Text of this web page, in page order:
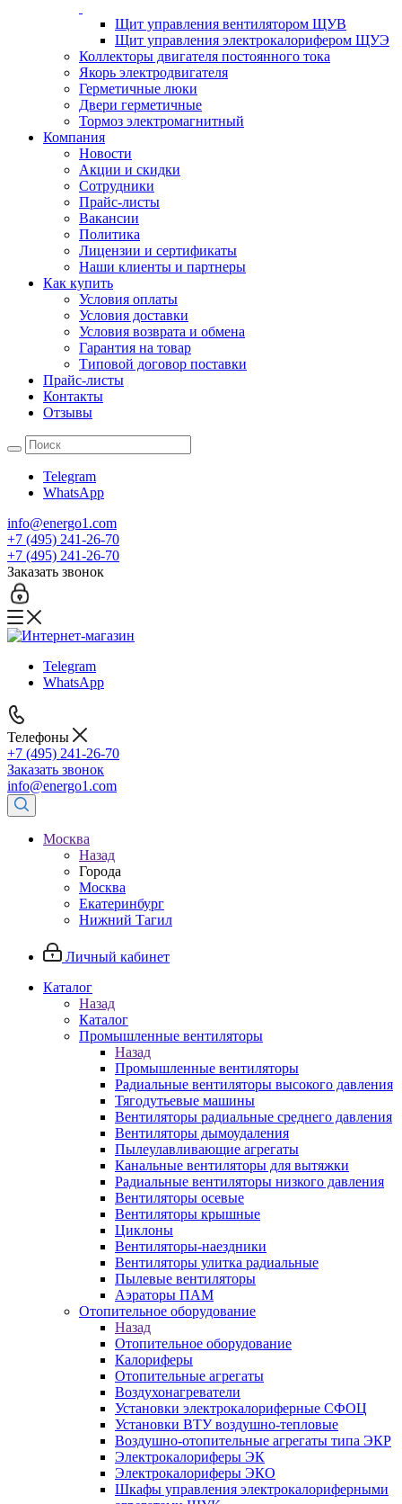
Щит управления вентилятором ЩУВ
Щит управления электрокалорифером ЩУЭ
Коллекторы двигателя постоянного тока
Якорь электродвигателя
Герметичные люки
Двери герметичные
Тормоз электромагнитный
Компания
Новости
Акции и скидки
Сотрудники
Прайс-листы
Вакансии
Политика
Лицензии и сертификаты
Наши клиенты и партнеры
Как купить
Условия оплаты
Условия доставки
Условия возврата и обмена
Гарантия на товар
Типовой договор поставки
Прайс-листы
Контакты
Отзывы
Telegram
WhatsApp
info@energo1.com
+7 (495) 241-26-70
+7 (495) 241-26-70
Заказать звонок
Telegram
WhatsApp
Телефоны
+7 (495) 241-26-70
Заказать звонок
info@energo1.com
Москва
Назад
Города
Москва
Екатеринбург
Нижний Тагил
Личный кабинет
Каталог
Назад
Каталог
Промышленные вентиляторы
Назад
Промышленные вентиляторы
Радиальные вентиляторы высокого давления
Тягодутьевые машины
Вентиляторы радиальные среднего давления
Вентиляторы дымоудаления
Пылеулавливающие агрегаты
Канальные вентиляторы для вытяжки
Радиальные вентиляторы низкого давления
Вентиляторы осевые
Вентиляторы крышные
Циклоны
Вентиляторы-наездники
Вентиляторы улитка радиальные
Пылевые вентиляторы
Аэраторы ПАМ
Отопительное оборудование
Назад
Отопительное оборудование
Калориферы
Отопительные агрегаты
Воздухонагреватели
Установки электрокалориферные СФОЦ
Установки ВТУ воздушно-тепловые
Воздушно-отопительные агрегаты типа ЭКР
Электрокалориферы ЭК
Электрокалориферы ЭКО
Шкафы управления электрокалориферными